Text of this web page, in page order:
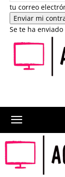
tu correo
Se te ha